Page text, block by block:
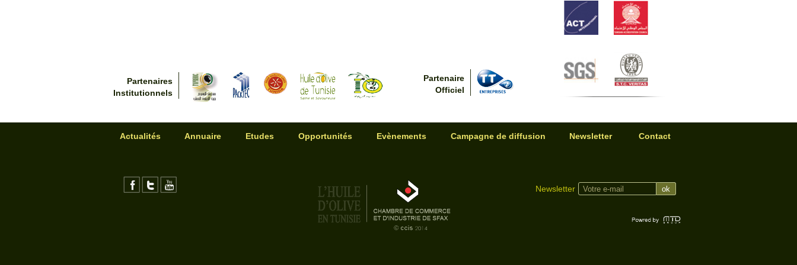
l’Organisation Mondiale de Commerce (OMC) qui a déclenché un processus de libéralisation des flux
commerciaux depuis 1994. L’objectif recherché était de soutenir l’effort de l’exportation de l’huile d’olive
tunisienne sur le marché extérieur, explorant de nouveaux marchés autres que les marchés européen mais tout
unités de conditionnement, et plusieurs piles de stockage des huiles. Elle a été caractérisée par la diminution de
pénétration de quelques nouveaux marchés tels que l’USA, la France, le Japon, etc. mais tout en restant fidele au
marché traditionnel (l’Italie et l’Espagne).
IV) La quatrième phase allant Depuis 2002– caractérisée par une libéralisation totale et un désengagement de
Partenaires
Institutionnels
Partenaire
Officiel
Actualités Annuaire Etudes Opportunités Evènements Campagne de diffusion Newsletter Contact
Newsletter